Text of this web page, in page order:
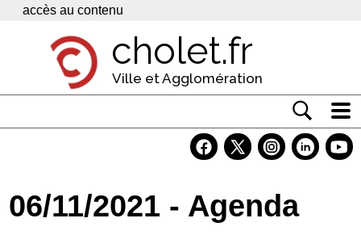
Panneau de gestion des cookies
accès au contenu
cholet.fr
Ville et Agglomération
Economie
06/11/2021 - Agenda